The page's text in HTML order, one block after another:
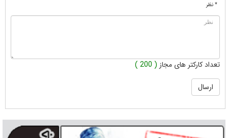
* نظر
تعداد کارکتر های مجاز ( 200 )